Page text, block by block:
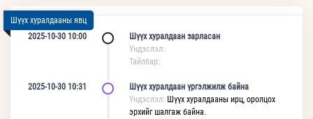
Шүүх хуралдааны явц
2025-10-30 10:00
Шүүх хуралдаан зарласан
Үндэслэл:
Тайлбар:
2025-10-30 10:31
Шүүх хуралдаан үргэлжилж байна
Үндэслэл: Шүүх хуралдааны ирц, оролцох
эрхийг шалгаж байна.